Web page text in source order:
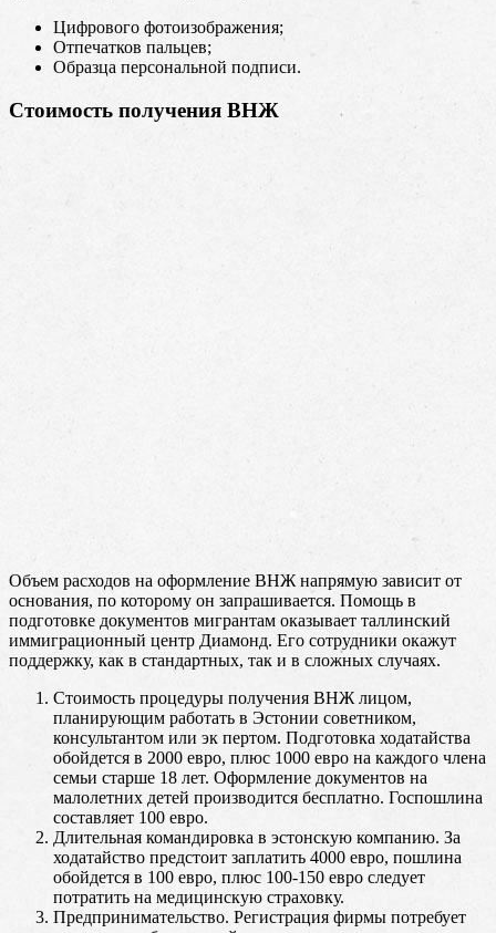
Цифрового фотоизображения;
Отпечатков пальцев;
Образца персональной подписи.
Стоимость получения ВНЖ
Объем расходов на оформление ВНЖ напрямую зависит от
основания, по которому он запрашивается. Помощь в
подготовке документов мигрантам оказывает таллинский
иммиграционный центр Диамонд. Его сотрудники окажут
поддержку, как в стандартных, так и в сложных случаях.
Стоимость процедуры получения ВНЖ лицом,
планирующим работать в Эстонии советником,
консультантом или эк пертом. Подготовка ходатайства
обойдется в 2000 евро, плюс 1000 евро на каждого члена
семьи старше 18 лет. Оформление документов на
малолетних детей производится бесплатно. Госпошлина
составляет 100 евро.
Длительная командировка в эстонскую компанию. За
ходатайство предстоит заплатить 4000 евро, пошлина
обойдется в 100 евро, плюс 100-150 евро следует
потратить на медицинскую страховку.
Предпринимательство. Регистрация фирмы потребует